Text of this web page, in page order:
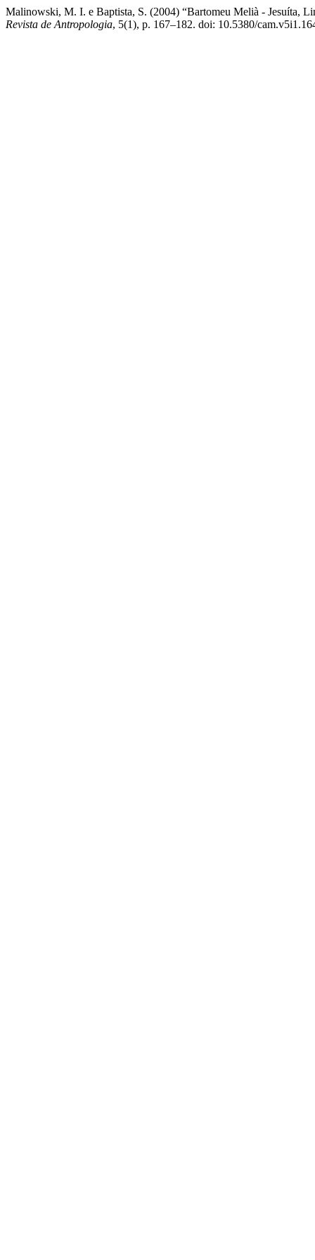
Malinowski, M. I. e Baptista, S. (2004) “Bartomeu Melià - Jesuíta,
Revista de Antropologia, 5(1), p. 167–182. doi: 10.5380/